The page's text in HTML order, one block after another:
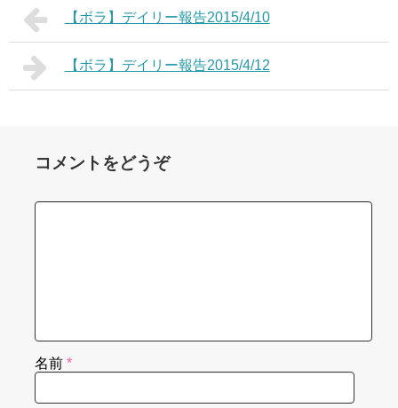
【ボラ】デイリー報告2015/4/10
【ボラ】デイリー報告2015/4/12
コメントをどうぞ
名前 *